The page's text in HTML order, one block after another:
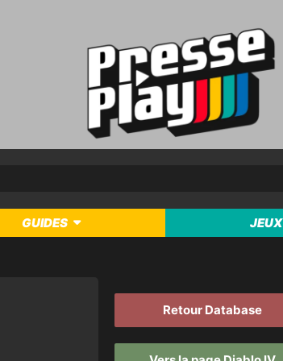
GUIDES JEUX
Retour Database